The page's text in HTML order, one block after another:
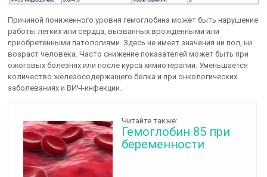
Причиной пониженного уровня гемоглобина может быть нарушение
работы легких или сердца, вызванных врожденными или
приобретенными патологиями. Здесь не имеет значения ни пол, ни
возраст человека. Часто снижение показателей может быть при
ожоговых болезнях или после курса химиотерапии. Уменьшается
количество железосодержащего белка и при онкологических
заболеваниях и ВИЧ-инфекции.
Читайте также:
Гемоглобин 85 при
беременности